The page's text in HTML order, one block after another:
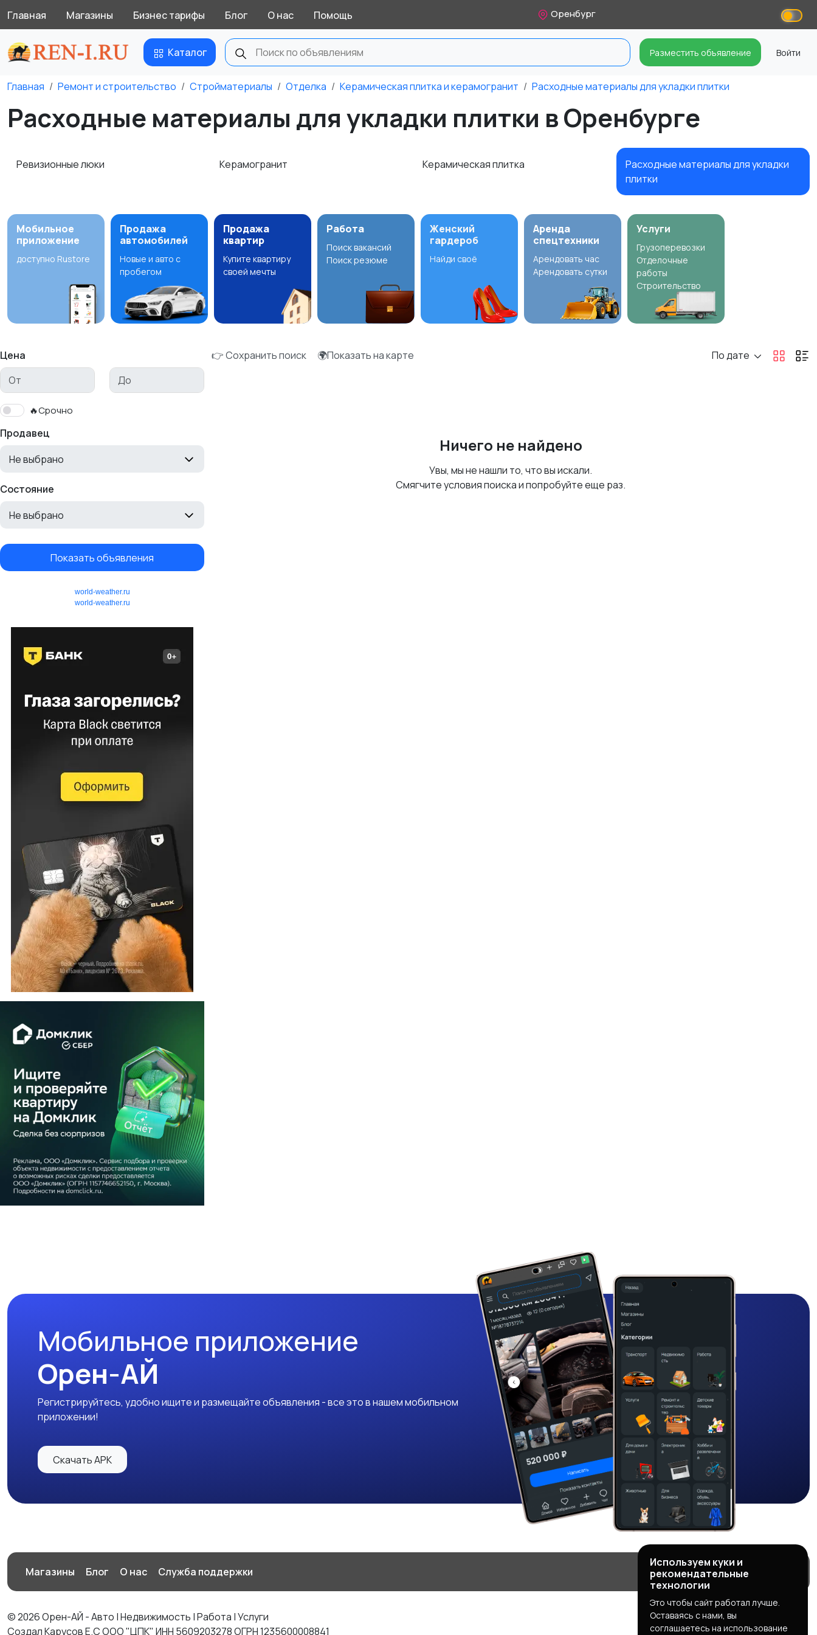
Главная Магазины Бизнес тарифы Блог О нас Помощь Оренбург
Каталог Разместить объявление Войти
Главная Ремонт и строительство Стройматериалы Отделка Керамическая плитка и керамогранит Расходные материалы для укладки плитки
Расходные материалы для укладки плитки в Оренбурге
Ревизионные люки Керамогранит Керамическая плитка
Расходные материалы для укладки
плитки
Мобильное
приложение
доступно Rustore
Продажа
автомобилей
Новые и авто с
пробегом
Продажа
квартир
Купите квартиру
своей мечты
Работа
Поиск вакансий
Поиск резюме
Женский
гардероб
Найди своё
Аренда
спецтехники
Арендовать час
Арендовать сутки
Услуги
Грузоперевозки
Отделочные
работы
Строительство
Цена
🔥Срочно
Продавец
Не выбрано
Состояние
Не выбрано
Показать объявления
world-weather.ru
world-weather.ru
👉 Сохранить поиск 🌍Показать на карте По дате
Ничего не найдено
Увы, мы не нашли то, что вы искали.
Смягчите условия поиска и попробуйте еще раз.
Мобильное приложение
Орен-АЙ
Регистрируйтесь, удобно ищите и размещайте объявления - все это в нашем мобильном
приложении!
Скачать APK
Магазины Блог О нас Служба поддержки
© 2026 Орен-АЙ - Авто | Недвижимость | Работа | Услуги
Создал Карусов Е.С ООО "ЦПК" ИНН 5609203278 ОГРН 1235600008841
Используем куки и
рекомендательные
технологии
Это чтобы сайт работал лучше.
Оставаясь с нами, вы
соглашаетесь на использование